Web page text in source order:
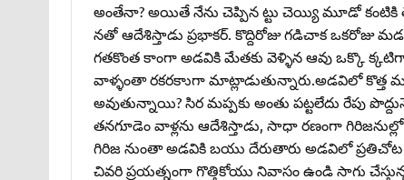
అంతేనా? అయితే నేను చెప్పిన ట్టు చెయ్యి మూడో
నతో ఆదేశిస్తాడు ప్రభాకర్‌. కొద్దిరోజు గడిచాక ఒకరోజు
గతకొంత కాంగా అడవికి మేతకు వెళ్ళిన ఆవు ఒక్కొ
వాళ్ళంతా రకరకాుగా మాట్లాడుతున్నారు.అడవిలో
అవుతున్నాయి? సిర మప్పకు అంతు పట్టలేదు రేపు
తనగూడెం వాళ్లను ఆదేశిస్తాడు, సాధా రణంగా
గిరిజ నుంతా అడవికి బయు దేరుతారు అడవిలో
చివరి ప్రయత్నంగా గొత్తికోయు నివాసం ఉండి సాగు